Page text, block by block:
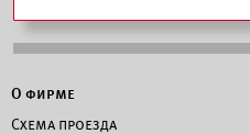
О фирме
Схема проезда